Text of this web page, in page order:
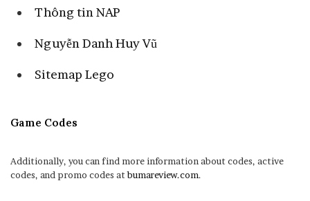
Thông tin NAP
Nguyễn Danh Huy Vũ
Sitemap Lego
Game Codes
Additionally, you can find more information about codes, active
codes, and promo codes atbumareview.com.